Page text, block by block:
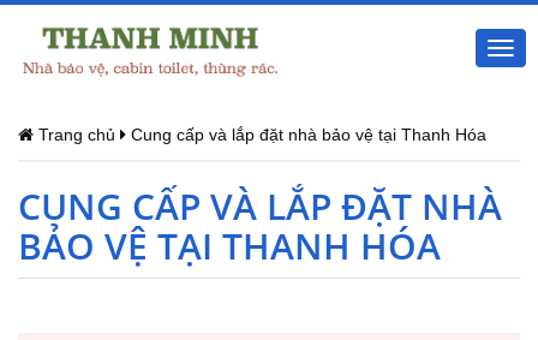
Trang chủ Cung cấp và lắp đặt nhà bảo vệ tại Thanh Hóa
CUNG CẤP VÀ LẮP ĐẶT NHÀ
BẢO VỆ TẠI THANH HÓA